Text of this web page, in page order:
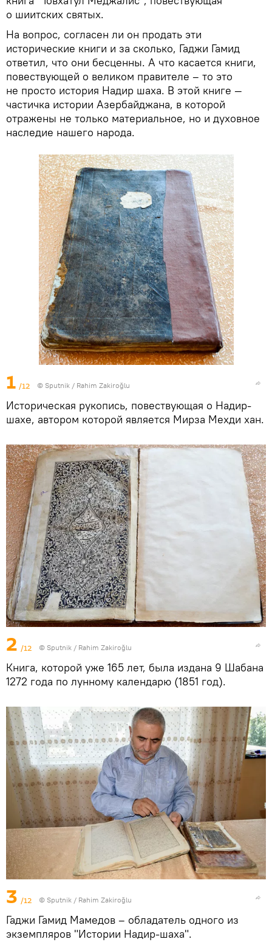
о шиитских святых.
На вопрос, согласен ли он продать эти
исторические книги и за сколько, Гаджи Гамид
ответил, что они бесценны. А что касается книги,
повествующей о великом правителе – то это
не просто история Надир шаха. В этой книге —
частичка истории Азербайджана, в которой
отражены не только материальное, но и духовное
наследие нашего народа.
1 /12 © Sputnik / Rahim Zakiroğlu
Историческая рукопись, повествующая о Надир-
шахе, автором которой является Мирза Мехди хан.
2 /12 © Sputnik / Rahim Zakiroğlu
Книга, которой уже 165 лет, была издана 9 Шабана
1272 года по лунному календарю (1851 год).
3 /12 © Sputnik / Rahim Zakiroğlu
Гаджи Гамид Мамедов – обладатель одного из
экземпляров "Истории Надир-шаха".